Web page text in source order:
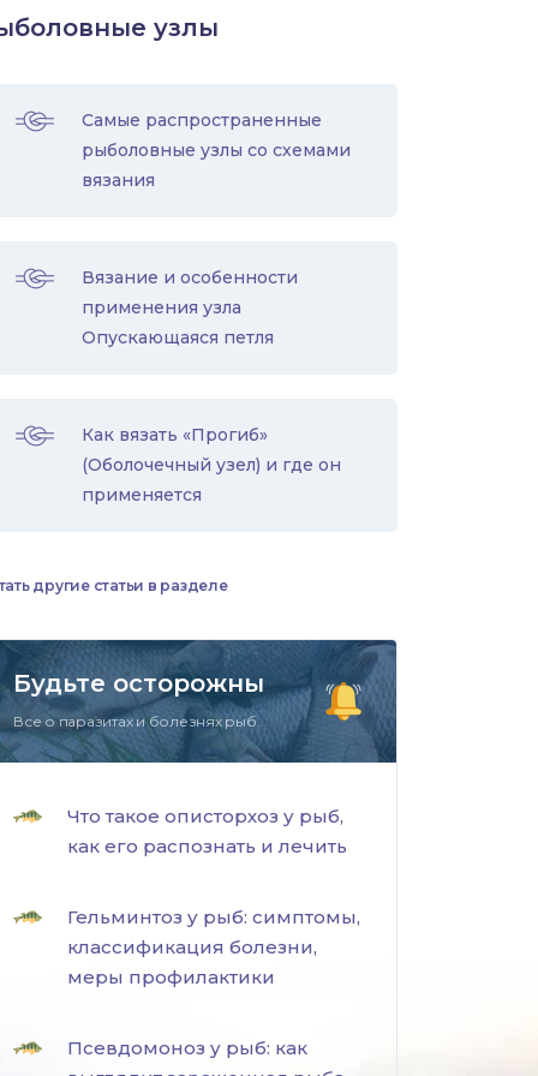
узлы
Самые распространенные
рыболовные узлы со схемами
вязания
Вязание и особенности
применения узла
Опускающаяся петля
Как вязать «Прогиб»
(Оболочечный узел) и где он
применяется
другие статьи в разделе
Будьте осторожны
Все о паразитах и болезнях рыб.
Что такое описторхоз у рыб,
как его распознать и лечить
Гельминтоз у рыб: симптомы,
классификация болезни,
меры профилактики
Псевдомоноз у рыб: как